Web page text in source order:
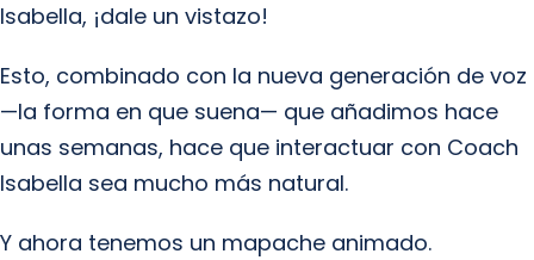
Isabella, ¡dale un vistazo!
Esto, combinado con la nueva generación de voz
—la forma en que suena— que añadimos hace
unas semanas, hace que interactuar con Coach
Isabella sea mucho más natural.
Y ahora tenemos un mapache animado.